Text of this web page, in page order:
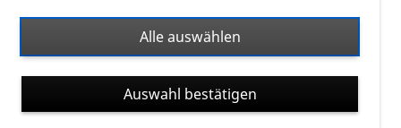
Ort. Nutzen Sie den Formatfilter, um ausschließlich
nach Flyern und Broschüren, Audios oder Videos zu
suchen. Die meisten Flyer und Broschüren werden in
verschiedenen Formaten angeboten: zur
postalischen Bestellung als gedruckte Variante
Alle auswählen
Auswahl bestätigen